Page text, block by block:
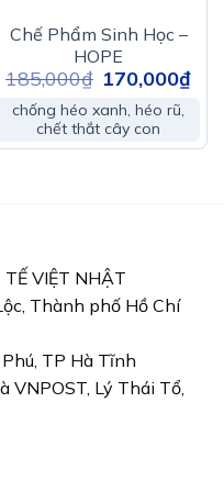
tầng lá già bị vàng.
được thu ở dạng bào
bổ sung tổ hợp vi
dưỡng hữu cơ cao
Chế Phẩm Sinh Học –
HOPE
185,000₫ Giá
gốc
là:
185,000₫.
170,000₫Giá
chống héo xanh, héo rũ,
chết thắt cây con
VIỆT NHẬT
Thành phố Hồ Chí
TP Hà Tĩnh
VNPOST, Lý Thái Tổ,